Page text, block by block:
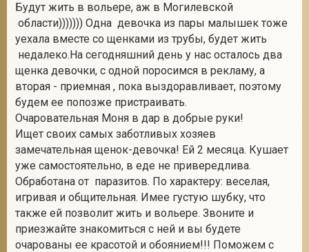
Будут жить в вольере, аж в Могилевской
области))))))) Одна девочка из пары малышек тоже
уехала вместе со щенками из трубы, будет жить
недалеко.На сегодняшний день у нас осталось два
щенка девочки, с одной поросимся в рекламу, а
вторая - приемная , пока выздоравливает, поэтому
будем ее попозже пристраивать.
Очаровательная Моня в дар в добрые руки!
Ищет своих самых заботливых хозяев
замечательная щенок-девочка! Ей 2 месяца. Кушает
уже самостоятельно, в еде не привередлива.
Обработана от паразитов. По характеру: веселая,
игривая и общительная. Имее густую шубку, что
также ей позволит жить и вольере. Звоните и
приезжайте знакомиться с ней и вы будете
очарованы ее красотой и обоянием!!! Поможем с